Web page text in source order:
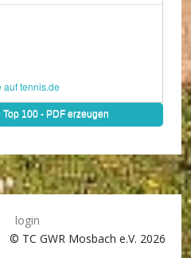
login
© TC GWR Mosbach e.V. 2026